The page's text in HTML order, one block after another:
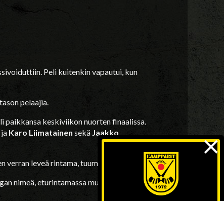
Peli kuitenkin vapautui, kun
pelaajia.
paikkansa keskiviikon nuorten finaalissa.
ja Karo Liimatainen sekä Jaakko
leveä rintama, tuumi Pulkkinen.
nimeä, eturintamassa muun
×